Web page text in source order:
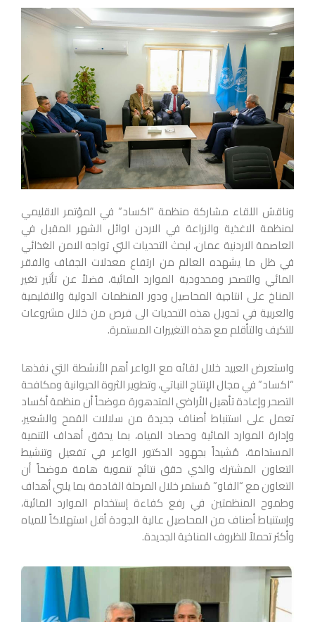
وناقش اللقاء مشاركة منظمة “اكساد” في المؤتمر الاقليمي
لمنظمة الاغذية والزراعة في الاردن اوائل الشهر المقبل في
العاصمة الاردنية عمان، لبحث التحديات التي تواجه الامن الغذائي
في ظل ما يشهده العالم من ارتفاع معدلات الجفاف والفقر
المائي والتصحر ومحدودية الموارد المائية، فضلاً عن تأثير تغير
المناخ على انتاجية المحاصيل ودور المنظمات الدولية والاقليمية
والعربية في تحويل هذه التحديات الى فرص من خلال مشروعات
للتكيف والتأقلم مع هذه التغييرات المستمرة.
واستعرض العبيد خلال لقائه مع الواعر أهم الأنشطة التي نفذها
“اكساد” في مجال الإنتاج النباتي، وتطوير الثروة الحيوانية ومكافحة
التصحر وإعادة تأهيل الأراضي المتدهورة موضحاً أن منظمة أكساد
تعمل على استنباط أصناف جديدة من سلالات القمح والشعير،
وإدارة الموارد المائية وحصاد المياه، بما يحقق أهداف التنمية
المستدامة، مُشيداً بجهود الدكتور الواعر في تفعيل وتنشيط
التعاون المشترك والذي حقق نتائج تنموية هامة موضحاً أن
التعاون مع “الفاو” مُستمر خلال المرحلة القادمة بما يلبي أهداف
وطموح المنظمتين في رفع كفاءة إستخدام الموارد المائية،
وإستنباط أصناف من المحاصيل عالية الجودة أقل استهلاكاً للمياه
وأكثر تحملاً للظروف المناخية الجديدة.